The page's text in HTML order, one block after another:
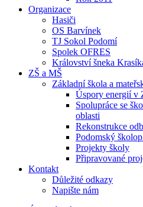
Organizace
Hasiči
OS Barvínek
TJ Sokol Podomí
Spolek OFRES
Království šneka
ZŠ a MŠ
Základní škola a
Úspory energií v
Spolupráce se
oblasti
Rekonstrukce
Podomský
Projekty školy
Připravované
Kontakt
Důležité odkazy
Napište nám